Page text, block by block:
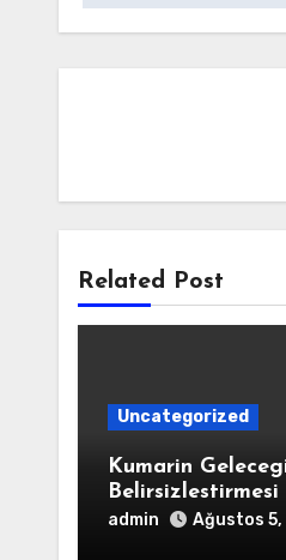
Related Post
Uncategorized
Kumarin
Belirsizlestirmesi
admin Ağustos